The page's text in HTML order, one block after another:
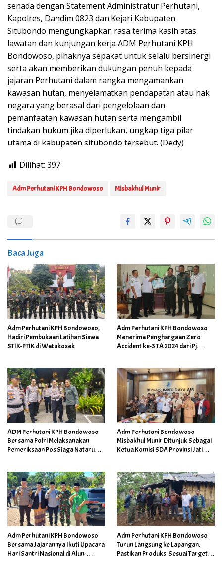
senada dengan Statement Administratur Perhutani,
Kapolres, Dandim 0823 dan Kejari Kabupaten
Situbondo mengungkapkan rasa terima kasih atas
lawatan dan kunjungan kerja ADM Perhutani KPH
Bondowoso, pihaknya sepakat untuk selalu bersinergi
serta akan memberikan dukungan penuh kepada
jajaran Perhutani dalam rangka mengamankan
kawasan hutan, menyelamatkan pendapatan atau hak
negara yang berasal dari pengelolaan dan
pemanfaatan kawasan hutan serta mengambil
tindakan hukum jika diperlukan, ungkap tiga pilar
utama di kabupaten situbondo tersebut. (Dedy)
Dilihat: 397
Adm Perhutani KPH Bondowoso Misbakhul Munir
Baca Juga
Adm Perhutani KPH Bondowoso,
Hadiri Pembukaan Latihan Siswa
STIK-PTIK di Watukosek
Adm Perhutani KPH Bondowoso
Menerima Penghargaan Zero
Accident ke-3 TA 2024 dari Pj.
ADM Perhutani KPH Bondowoso
Bersama Polri Melaksanakan
Pemeriksaan Pos Siaga Nataru
Adm Perhutani Bondowoso
Misbakhul Munir Ditunjuk Sebagai
Ketua Komisi SDA Provinsi Jatim
Adm Perhutani KPH Bondowoso
Bersama Jajarannya Ikuti Upacara
Hari Santri Nasional di Alun-
Adm Perhutani KPH Bondowoso
Turun Langsung ke Lapangan,
Pastikan Produksi Sesuai Target